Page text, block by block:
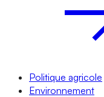
Politique agricole
Environnement